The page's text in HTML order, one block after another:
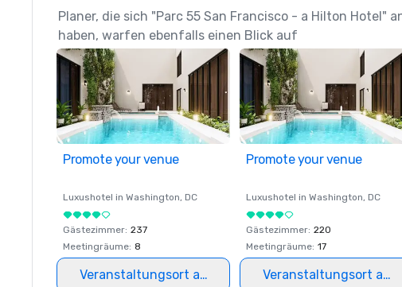
Planer, die sich "Parc 55 San Francisco - a Hilton Hotel"
haben, warfen ebenfalls einen Blick auf
Promote your venue
Luxushotel in Washington, DC
Gästezimmer: 237
Meetingräume: 8
Veranstaltungsort auswählen
Promote your venue
Luxushotel in Washington, DC
Gästezimmer: 220
Meetingräume: 17
Veranstaltungsort